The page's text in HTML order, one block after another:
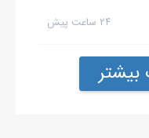
۲۴ ساعت پیش